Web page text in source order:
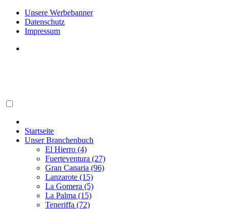
Unsere Werbebanner
Datenschutz
Impressum
Startseite
Unser Branchenbuch
El Hierro (4)
Fuerteventura (27)
Gran Canaria (96)
Lanzarote (15)
La Gomera (5)
La Palma (15)
Teneriffa (72)